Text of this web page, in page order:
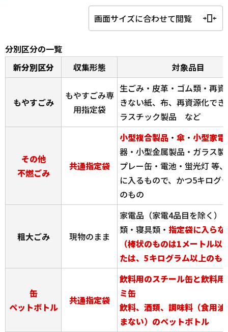
画面サイズに合わせて閲覧
分別区分の一覧
新分別区分
収集形態 対象品目
もやすごみ
もやすごみ専
用指定袋
生ごみ・皮革・ゴム類・再
きない紙、布、再資源化で
ラスチック製品 など
その他
不燃ごみ
共通指定袋
小型複合製品 ・ 傘 ・ 小型家電
器・小型金属製品・ガラス製
プレー缶・電池・蛍光灯 等
に入るもので、かつ5キログ
のもの
粗大ごみ 現物のまま
家電品（家電4品目を除く）
類・寝具類・ 指定袋に入らな
（棒状のものは1メートル以
たは、5キログラム以上のも
缶
ペットボトル
共通指定袋
飲料用のスチール缶と飲料
ミ缶
飲料、酒類、調味料（食用油
まない）のペットボトル